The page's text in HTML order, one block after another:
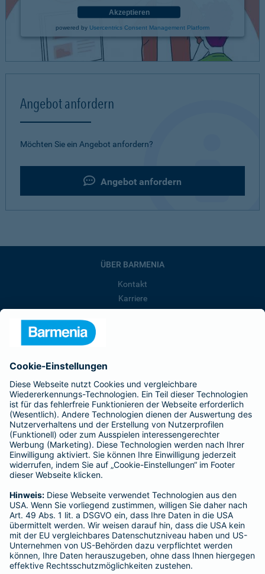
Akzeptieren
powered by Usercentrics Consent Management Platform
Angebot anfordern
Möchten Sie ein Angebot anfordern?
Angebot anfordern
ÜBER BARMENIA
Kontakt
Karriere
Presse
Barmenia ist Teil der BarmeniaGothaer
BELIEBTE SEITEN
Kranken-Zusatzversicherung
Tierversicherungen
Haftpflichtversicherung
Hausratversicherung
Adresse ändern
Schaden melden
Kilometerstandsmeldung
Serviceübersicht